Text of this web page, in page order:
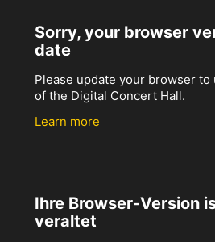
Sorry, your browser
date
Please update your browser to
of the Digital Concert Hall.
Learn more
Ihre Browser-Version
veraltet